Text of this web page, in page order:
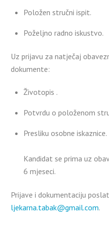
Položen stručni ispit.
Poželjno radno iskustvo.
Uz prijavu za natječaj
dokumente:
Životopis .
Potvrdu o položenom
Presliku osobne iskaznice.
Kandidat se prima uz
6 mjeseci.
Prijave i dokumentaciju
ljekarna.tabak@gmail.com.